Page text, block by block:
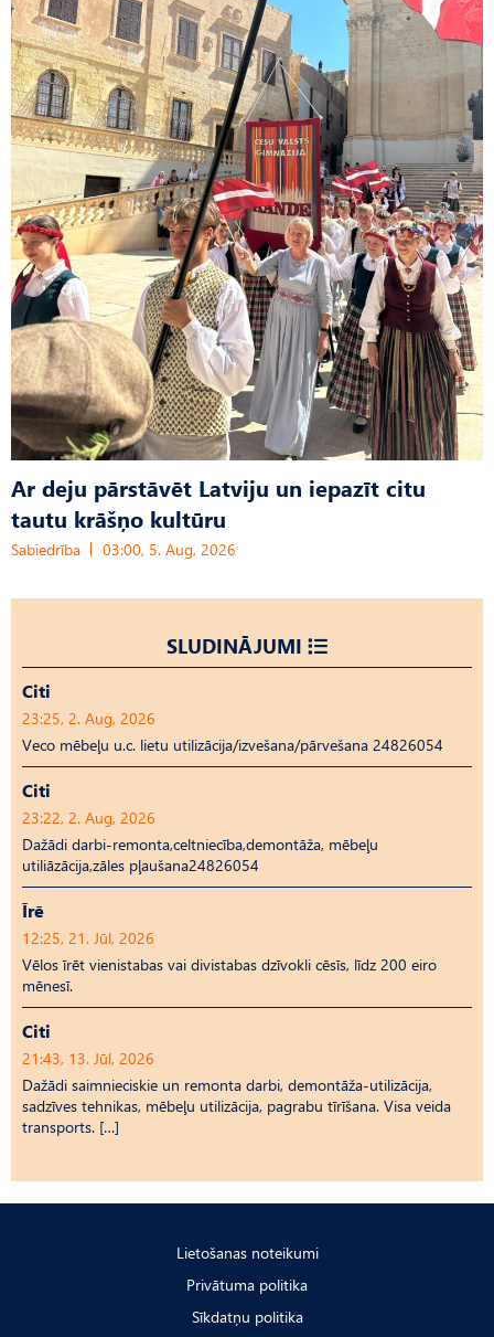
Ar deju pārstāvēt Latviju un iepazīt citu
tautu krāšņo kultūru
Sabiedrība 03:00, 5. Aug, 2026
SLUDINĀJUMI
Citi
23:25, 2. Aug, 2026
Veco mēbeļu u.c. lietu utilizācija/izvešana/pārvešana 24826054
Citi
23:22, 2. Aug, 2026
Dažādi darbi-remonta,celtniecība,demontāža, mēbeļu
utiliāzācija,zāles pļaušana24826054
Īrē
12:25, 21. Jūl, 2026
Vēlos īrēt vienistabas vai divistabas dzīvokli cēsīs, līdz 200 eiro
mēnesī.
Citi
21:43, 13. Jūl, 2026
Dažādi saimnieciskie un remonta darbi, demontāža-utilizācija,
sadzīves tehnikas, mēbeļu utilizācija, pagrabu tīrīšana. Visa veida
transports. […]
Lietošanas noteikumi
Privātuma politika
Sīkdatņu politika